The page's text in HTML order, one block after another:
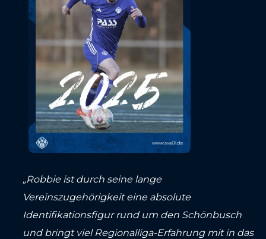
„Robbie ist durch seine lange
Vereinszugehörigkeit eine absolute
Identifikationsfigur rund um den Schönbusch
und bringt viel Regionalliga-Erfahrung mit in das